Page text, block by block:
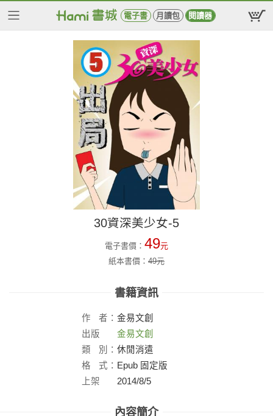
電子書 月讀包 閱讀器
30資深美少女-5
電子書價： 49元
紙本書價： 49元
書籍資訊
作 者： 金易文創
出版
社：
金易文創
類
別： 休閒消遣
格
式： Epub 固定版
上架
2014/8/5
內容簡介